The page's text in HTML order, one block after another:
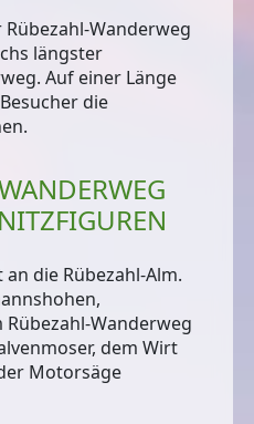
Wanderweg
längster
. Auf einer Länge
die
die Rübezahl-Alm.
Wanderweg
dem Wirt
Motorsäge